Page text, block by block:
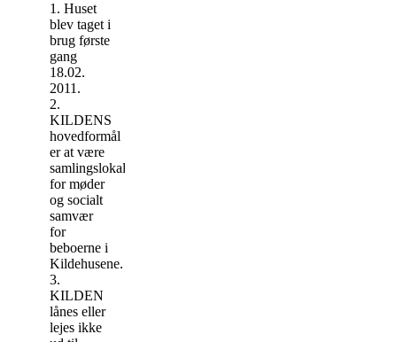
1. Huset
blev taget i
brug første
gang
18.02.
2011.
2.
KILDENS
hovedformål
er at være
samlingslokale
for møder
og socialt
samvær
for
beboerne i
Kildehusene.
3.
KILDEN
lånes eller
lejes ikke